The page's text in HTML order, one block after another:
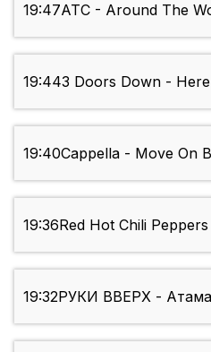
19:47ATC - Around The
19:443 Doors Down -
19:40Cappella - Move On
19:36Red Hot Chili
19:32РУКИ ВВЕРХ -